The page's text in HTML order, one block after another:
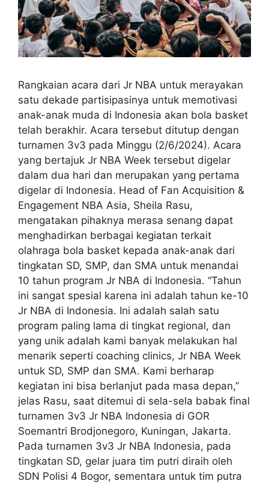
Rangkaian acara dari Jr NBA untuk merayakan
satu dekade partisipasinya untuk memotivasi
anak-anak muda di Indonesia akan bola basket
telah berakhir. Acara tersebut ditutup dengan
turnamen 3v3 pada Minggu (2/6/2024). Acara
yang bertajuk Jr NBA Week tersebut digelar
dalam dua hari dan merupakan yang pertama
digelar di Indonesia. Head of Fan Acquisition &
Engagement NBA Asia, Sheila Rasu,
mengatakan pihaknya merasa senang dapat
menghadirkan berbagai kegiatan terkait
olahraga bola basket kepada anak-anak dari
tingkatan SD, SMP, dan SMA untuk menandai
10 tahun program Jr NBA di Indonesia. “Tahun
ini sangat spesial karena ini adalah tahun ke-10
Jr NBA di Indonesia. Ini adalah salah satu
program paling lama di tingkat regional, dan
yang unik adalah kami banyak melakukan hal
menarik seperti coaching clinics, Jr NBA Week
untuk SD, SMP dan SMA. Kami berharap
kegiatan ini bisa berlanjut pada masa depan,”
jelas Rasu, saat ditemui di sela-sela babak final
turnamen 3v3 Jr NBA Indonesia di GOR
Soemantri Brodjonegoro, Kuningan, Jakarta.
Pada turnamen 3v3 Jr NBA Indonesia, pada
tingkatan SD, gelar juara tim putri diraih oleh
SDN Polisi 4 Bogor, sementara untuk tim putra